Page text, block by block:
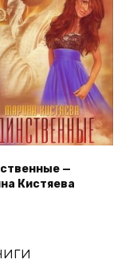
—
Кистяева